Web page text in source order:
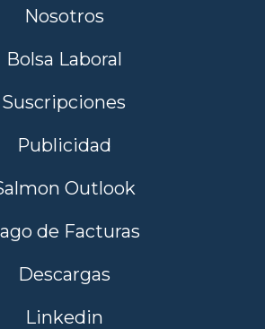
Nosotros
Bolsa Laboral
Suscripciones
Publicidad
Outlook
de Facturas
Descargas
Linkedin